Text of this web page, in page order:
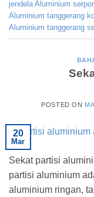
jendela Aluminium
Aluminium tanggerang
Aluminium tanggerang
POSTED ON
20
Mar
Sekat partisi
partisi aluminium
aluminium ringan,